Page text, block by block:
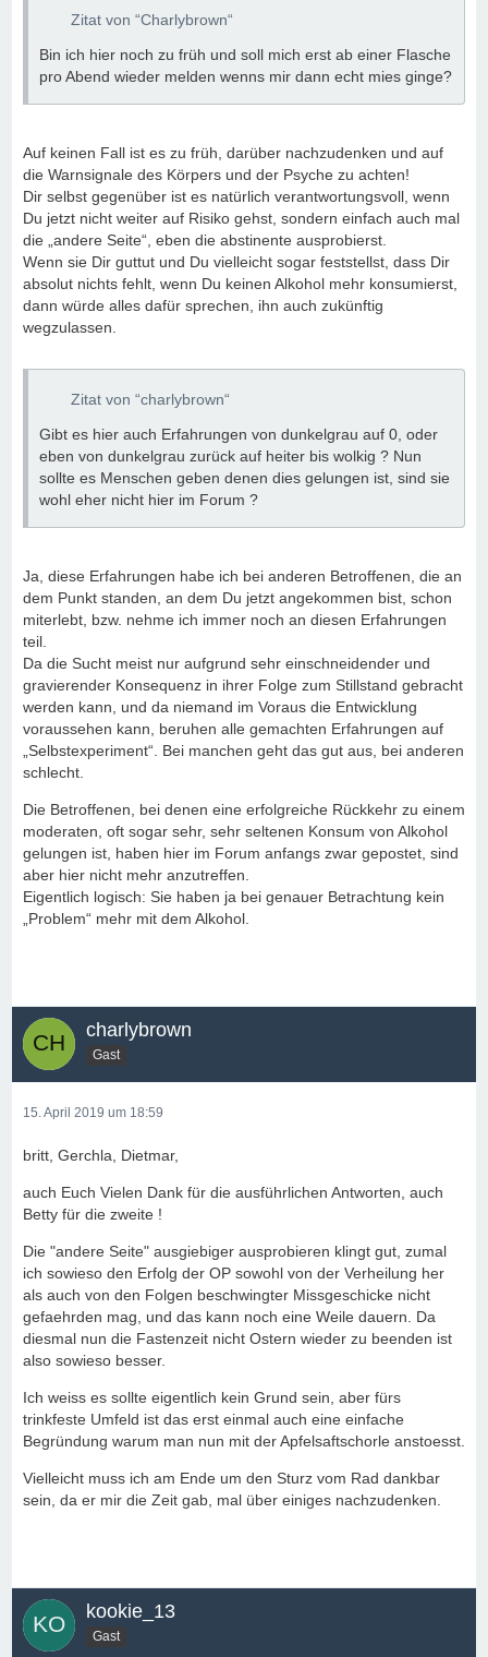
Zitat von “Charlybrown“
Bin ich hier noch zu früh und soll mich erst ab einer Flasche
pro Abend wieder melden wenns mir dann echt mies ginge?
Auf keinen Fall ist es zu früh, darüber nachzudenken und auf
die Warnsignale des Körpers und der Psyche zu achten!
Dir selbst gegenüber ist es natürlich verantwortungsvoll, wenn
Du jetzt nicht weiter auf Risiko gehst, sondern einfach auch mal
die „andere Seite“, eben die abstinente ausprobierst.
Wenn sie Dir guttut und Du vielleicht sogar feststellst, dass Dir
absolut nichts fehlt, wenn Du keinen Alkohol mehr konsumierst,
dann würde alles dafür sprechen, ihn auch zukünftig
wegzulassen.
Zitat von “charlybrown“
Gibt es hier auch Erfahrungen von dunkelgrau auf 0, oder
eben von dunkelgrau zurück auf heiter bis wolkig ? Nun
sollte es Menschen geben denen dies gelungen ist, sind sie
wohl eher nicht hier im Forum ?
Ja, diese Erfahrungen habe ich bei anderen Betroffenen, die an
dem Punkt standen, an dem Du jetzt angekommen bist, schon
miterlebt, bzw. nehme ich immer noch an diesen Erfahrungen
teil.
Da die Sucht meist nur aufgrund sehr einschneidender und
gravierender Konsequenz in ihrer Folge zum Stillstand gebracht
werden kann, und da niemand im Voraus die Entwicklung
voraussehen kann, beruhen alle gemachten Erfahrungen auf
„Selbstexperiment“. Bei manchen geht das gut aus, bei anderen
schlecht.
Die Betroffenen, bei denen eine erfolgreiche Rückkehr zu einem
moderaten, oft sogar sehr, sehr seltenen Konsum von Alkohol
gelungen ist, haben hier im Forum anfangs zwar gepostet, sind
aber hier nicht mehr anzutreffen.
Eigentlich logisch: Sie haben ja bei genauer Betrachtung kein
„Problem“ mehr mit dem Alkohol.
charlybrown
Gast
15. April 2019 um 18:59
britt, Gerchla, Dietmar,
auch Euch Vielen Dank für die ausführlichen Antworten, auch
Betty für die zweite !
Die "andere Seite" ausgiebiger ausprobieren klingt gut, zumal
ich sowieso den Erfolg der OP sowohl von der Verheilung her
als auch von den Folgen beschwingter Missgeschicke nicht
gefaehrden mag, und das kann noch eine Weile dauern. Da
diesmal nun die Fastenzeit nicht Ostern wieder zu beenden ist
also sowieso besser.
Ich weiss es sollte eigentlich kein Grund sein, aber fürs
trinkfeste Umfeld ist das erst einmal auch eine einfache
Begründung warum man nun mit der Apfelsaftschorle anstoesst.
Vielleicht muss ich am Ende um den Sturz vom Rad dankbar
sein, da er mir die Zeit gab, mal über einiges nachzudenken.
kookie_13
Gast